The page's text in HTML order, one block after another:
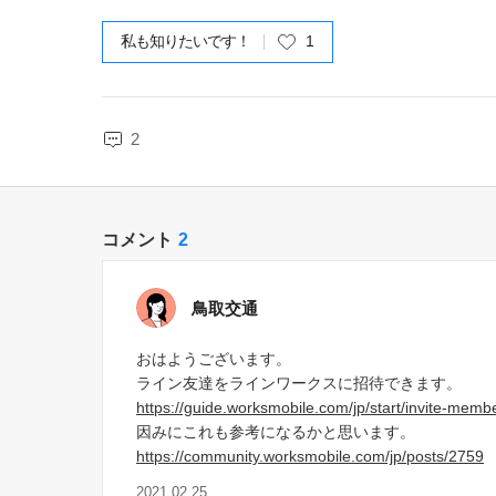
私も知りたいです！ 1
2
コメント 2
鳥取交通
おはようございます。
ライン友達をラインワークスに招待できます。
https://guide.worksmobile.com/jp/start/invite-
因みにこれも参考になるかと思います。
https://community.worksmobile.com/jp/posts/2759
2021.02.25